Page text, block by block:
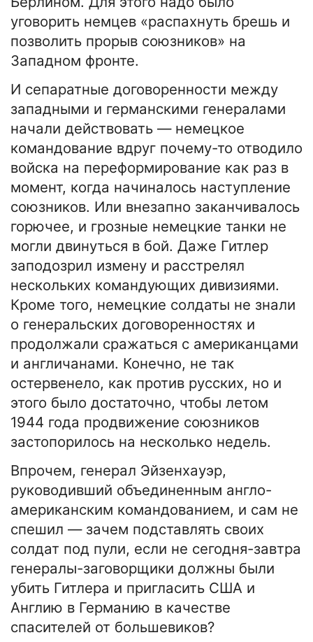
уговорить немцев «распахнуть брешь и
позволить прорыв союзников» на
Западном фронте.
И сепаратные договоренности между
западными и германскими генералами
начали действовать — немецкое
командование вдруг почему-то отводило
войска на переформирование как раз в
момент, когда начиналось наступление
союзников. Или внезапно заканчивалось
горючее, и грозные немецкие танки не
могли двинуться в бой. Даже Гитлер
заподозрил измену и расстрелял
нескольких командующих дивизиями.
Кроме того, немецкие солдаты не знали
о генеральских договоренностях и
продолжали сражаться с американцами
и англичанами. Конечно, не так
остервенело, как против русских, но и
этого было достаточно, чтобы летом
1944 года продвижение союзников
застопорилось на несколько недель.
Впрочем, генерал Эйзенхауэр,
руководивший объединенным англо-
американским командованием, и сам не
спешил — зачем подставлять своих
солдат под пули, если не сегодня-завтра
генералы-заговорщики должны были
убить Гитлера и пригласить США и
Англию в Германию в качестве
спасителей от большевиков?